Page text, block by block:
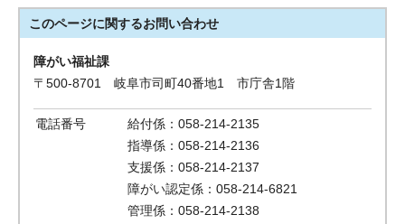
このページに関するお問い合わせ
障がい福祉課
〒500-8701 岐阜市司町40番地1 市庁舎1階
電話番号
給付係：058-214-2135
指導係：058-214-2136
支援係：058-214-2137
障がい認定係：058-214-6821
管理係：058-214-2138